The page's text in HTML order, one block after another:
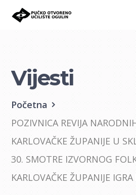
Vijesti
Početna
POZIVNICA REVIJA
KARLOVAČKE ŽUPANIJE U
30. SMOTRE IZVORNOG
KARLOVAČKE ŽUPANIJE